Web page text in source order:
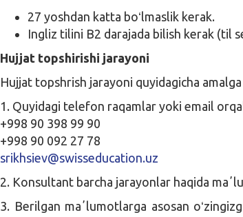
27 yoshdan katta boʻlmaslik kerak.
Ingliz tilini B2 darajada bilish kerak (til
Hujjat topshirishi jarayoni
Hujjat topshrish jarayoni quyidagicha
1. Quyidagi telefon raqamlar yoki email
+998 90 398 99 90
+998 90 092 27 78
srikhsiev@swisseducation.uz
2. Konsultant barcha jarayonlar haqida
3. Berilgan maʼlumotlarga asosan